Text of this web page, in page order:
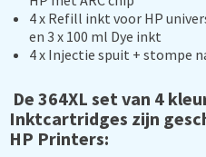
4 x Refill inkt voor HP
en 3 x 100 ml Dye inkt
4 x Injectie spuit + stompe
De 364XL set van 4
Inktcartridges zijn
HP Printers: